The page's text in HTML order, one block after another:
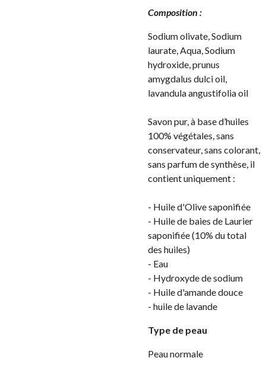
Composition :
Sodium olivate, Sodium
laurate, Aqua, Sodium
hydroxide, prunus
amygdalus dulci oil,
lavandula angustifolia oil
Savon pur, à base d’huiles
100% végétales, sans
conservateur, sans colorant,
sans parfum de synthèse, il
contient uniquement :
- Huile d'Olive saponifiée
- Huile de baies de Laurier
saponifiée (10% du total
des huiles)
- Eau
- Hydroxyde de sodium
- Huile d'amande douce
- huile de lavande
Type de peau
Peau normale